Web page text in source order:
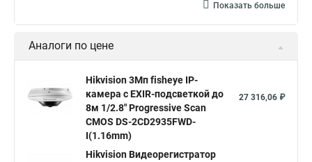
Показать больше
Аналоги по цене
Hikvision 3Мп fisheye IP-
камера c EXIR-подсветкой до
8м 1/2.8" Progressive Scan
CMOS DS-2CD2935FWD-
I(1.16mm)
27 316,06 ₽
Hikvision Видеорегистратор